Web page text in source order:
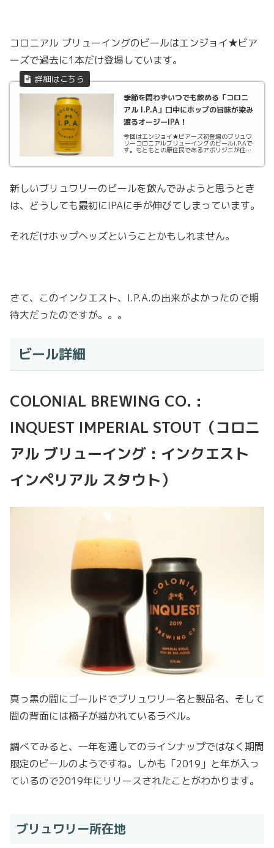
コロニアル ブリューイングのビールはエンジョイ★ビア
ーズで過去に1本だけ登場しています。
季節を問わずいつでも飲める「コロニ
アル I.P.A」口中にホップの旨味が染み
渡るオージーIPA！
今回はエンジョイ★ビアーズ初登場のブリュワ
リーコロニアルブリューイングのビールI.P.Aで
す。もともとの原住民であるアボリジニが住ん
にはイギリスから独立しますが、現在でもイ
新しいブリュワリーのビールを飲んでみようと思うとき
は、どうしても最初にIPAに手が伸びてしまっています。
それだけホップヘッズということかもしれません。
さて、このインクエスト、I.P.A.の出来がよかったので期
待大だったのですが。。。
ビール詳細
COLONIAL BREWING CO. :
INQUEST IMPERIAL STOUT（コロニ
アル ブリューイング : インクエスト
インペリアル スタウト）
真っ黒の間にゴールドでブリュワリー名と製品名、そして
間の背面には椅子が描かれているラベル。
調べてみると、一年を通してのラインナップではなく期間
限定のビールのようですね。しかも「2019」と年が入っ
ているので2019年にリリースされたことがわかります。
ブリュワリー所在地